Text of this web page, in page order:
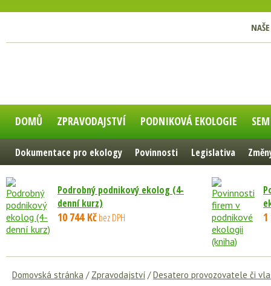
DOMŮ ZPRAVODAJSTVÍ PODNIKOVÁ EKOLOGIE
Dokumentace pro ekology Povinnosti Legislativa
Podrobný podnikový ekolog (4-
denní kurz)
10 744 Kčbez DPH 1
Domovská stránka / Zpravodajství /Desatero provozovatele či